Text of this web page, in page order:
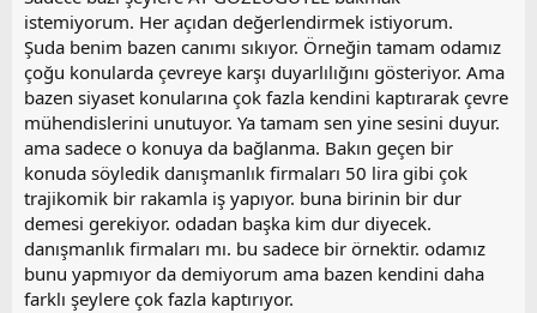
istemiyorum. Her açıdan değerlendirmek istiyorum.
Şuda benim bazen canımı sıkıyor. Örneğin tamam odamız
çoğu konularda çevreye karşı duyarlılığını gösteriyor. Ama
bazen siyaset konularına çok fazla kendini kaptırarak çevre
mühendislerini unutuyor. Ya tamam sen yine sesini duyur.
ama sadece o konuya da bağlanma. Bakın geçen bir
konuda söyledik danışmanlık firmaları 50 lira gibi çok
trajikomik bir rakamla iş yapıyor. buna birinin bir dur
demesi gerekiyor. odadan başka kim dur diyecek.
danışmanlık firmaları mı. bu sadece bir örnektir. odamız
bunu yapmıyor da demiyorum ama bazen kendini daha
farklı şeylere çok fazla kaptırıyor.